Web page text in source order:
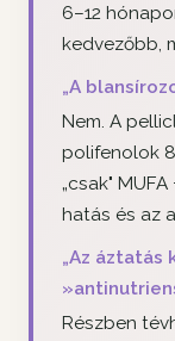
6–12
kedvezőbb,
„A
Nem. A
polifenolok
„csak"
hatás és az
„Az áztatás
Részben